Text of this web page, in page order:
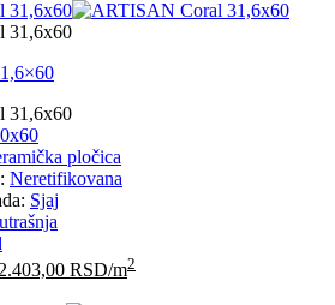
pločica
Neretifikovana
Sjaj
2.403,00 RSD/m2